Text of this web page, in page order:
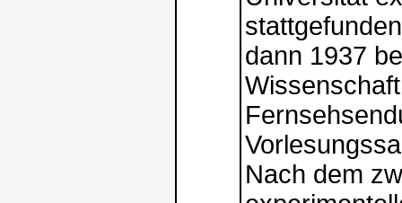
dann 1937
Nach dem